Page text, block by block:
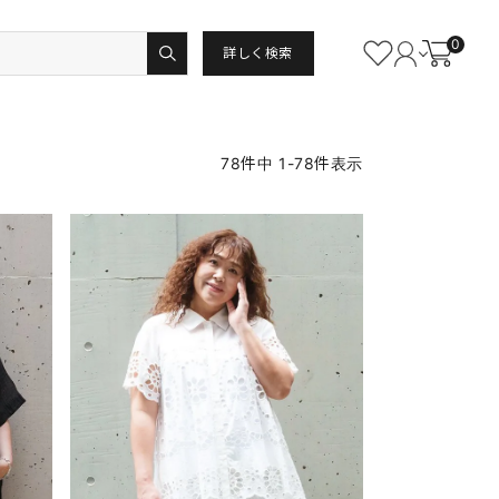
詳しく検索
0
78件中 1 -78件表示